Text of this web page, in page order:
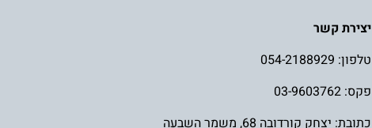
יצירת קשר
טלפון: 054-2188929
פקס: 03-9603762
כתובת: יצחק קורדובה 68, משמר השבעה